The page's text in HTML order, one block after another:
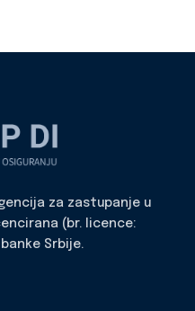
za zastupanje u
(br. licence:
Srbije.